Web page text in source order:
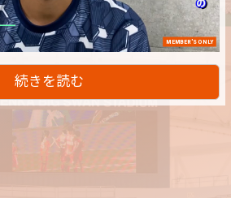
MEMBER'S ONLY
続きを読む